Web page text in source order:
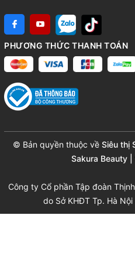
PHƯƠNG THỨC THANH TOÁN
© Bản quyền thuộc về Siêu thị
Sakura Beauty |
Công ty Cổ phần Tập đoàn
do Sở KHĐT Tp. Hà